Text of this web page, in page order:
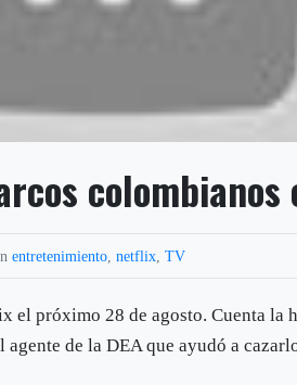
entretenimiento ,netflix ,TV
el próximo 28 de agosto. Cuenta la
de la DEA que ayudó a